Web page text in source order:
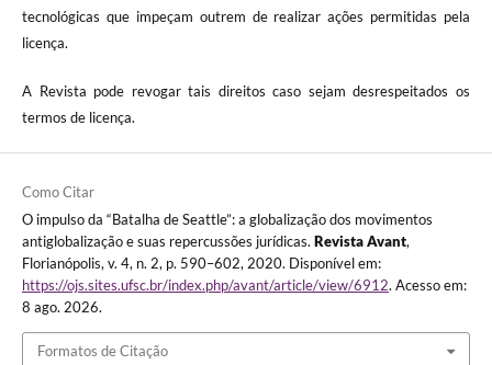
tecnológicas que impeçam outrem de realizar ações permitidas pela
licença.
A Revista pode revogar tais direitos caso sejam desrespeitados os
termos de licença.
Como Citar
O impulso da “Batalha de Seattle”: a globalização dos movimentos
antiglobalização e suas repercussões jurídicas. Revista Avant,
Florianópolis, v. 4, n. 2, p. 590–602, 2020. Disponível em:
https://ojs.sites.ufsc.br/index.php/avant/article/view/6912. Acesso em:
8 ago. 2026.
Formatos de Citação